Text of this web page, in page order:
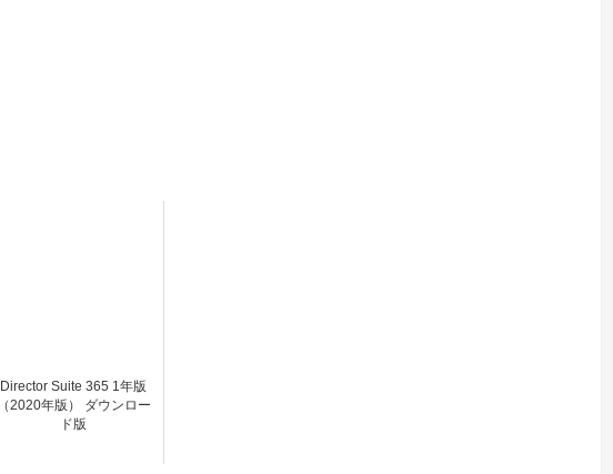
Director Suite 365 1年版
（2020年版） ダウンロー
ド版